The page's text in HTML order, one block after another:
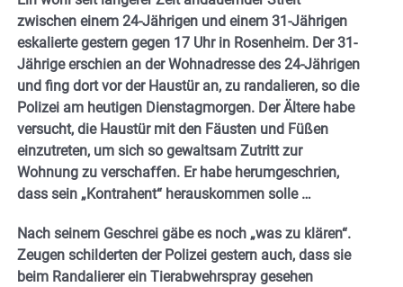
zwischen einem 24-Jährigen und einem 31-Jährigen
eskalierte gestern gegen 17 Uhr in Rosenheim. Der 31-
Jährige erschien an der Wohnadresse des 24-Jährigen
und fing dort vor der Haustür an, zu randalieren, so die
Polizei am heutigen Dienstagmorgen. Der Ältere habe
versucht, die Haustür mit den Fäusten und Füßen
einzutreten, um sich so gewaltsam Zutritt zur
Wohnung zu verschaffen. Er habe herumgeschrien,
dass sein „Kontrahent“ herauskommen solle …
Nach seinem Geschrei gäbe es noch „was zu klären“.
Zeugen schilderten der Polizei gestern auch, dass sie
beim Randalierer ein Tierabwehrspray gesehen